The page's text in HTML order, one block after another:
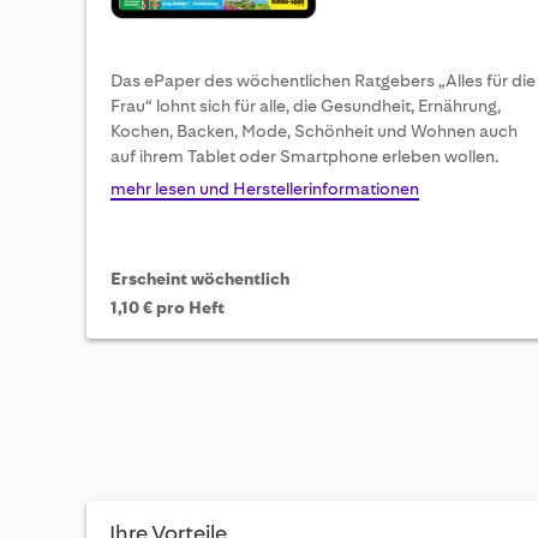
Das ePaper des wöchentlichen Ratgebers „Alles für die
Frau“ lohnt sich für alle, die Gesundheit, Ernährung,
Kochen, Backen, Mode, Schönheit und Wohnen auch
auf ihrem Tablet oder Smartphone erleben wollen.
mehr lesen und Herstellerinformationen
Erscheint wöchentlich
1,10 € pro Heft
Ihre Vorteile